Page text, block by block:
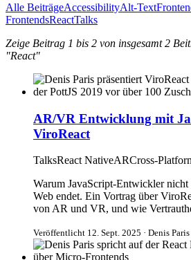
Alle BeiträgeAccessibilityAlt-Text
FrontendsReactTalks
Zeige Beitrag 1 bis 2 von insgesamt 2
"React"
AR/VR Entwicklung mit
ViroReact
TalksReact NativeARCross-
Warum JavaScript-Entwickler nicht
Web endet. Ein Vortrag über
von AR und VR, und wie
Veröffentlicht 12. Sept. 2025 · Denis Paris